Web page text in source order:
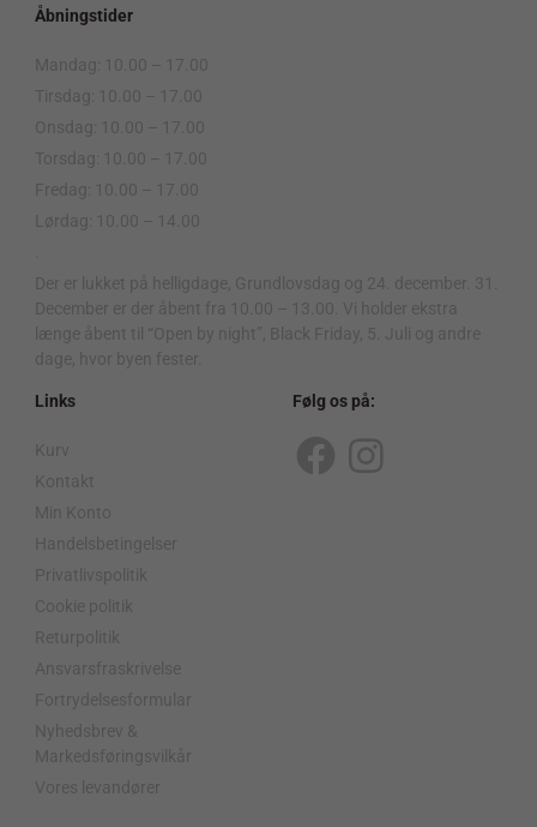
Åbningstider
Mandag: 10.00 – 17.00
Tirsdag: 10.00 – 17.00
Onsdag: 10.00 – 17.00
Torsdag: 10.00 – 17.00
Fredag: 10.00 – 17.00
Lørdag: 10.00 – 14.00
Der er lukket på helligdage, Grundlovsdag og 24. december. 31.
December er der åbent fra 10.00 – 13.00. Vi holder ekstra
længe åbent til “Open by night”, Black Friday, 5. Juli og andre
dage, hvor byen fester.
Links
Kurv
Kontakt
Min Konto
Handelsbetingelser
Privatlivspolitik
Cookie politik
Returpolitik
Ansvarsfraskrivelse
Fortrydelsesformular
Nyhedsbrev &
Markedsføringsvilkår
Vores levandører
Følg os på:
F
I